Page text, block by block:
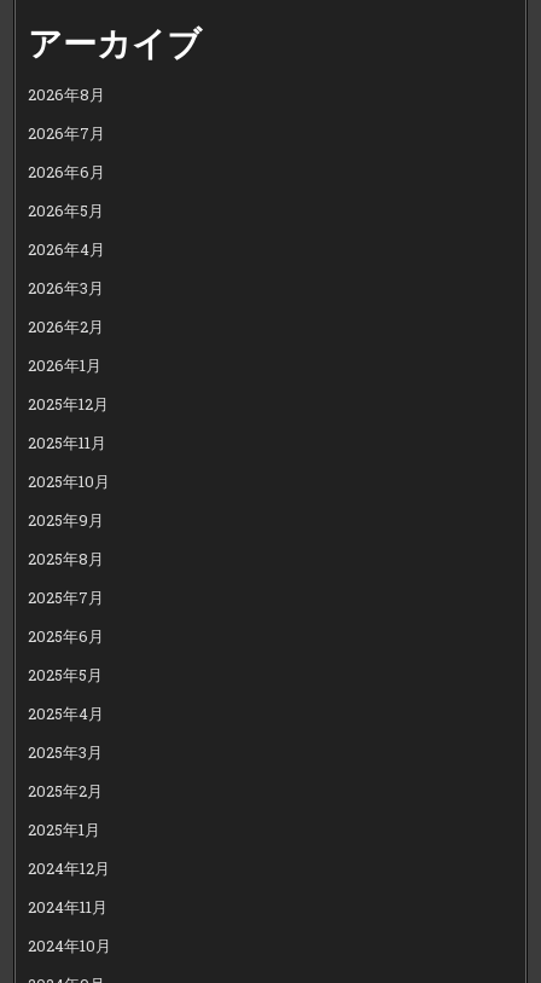
アーカイブ
2026年8月
2026年7月
2026年6月
2026年5月
2026年4月
2026年3月
2026年2月
2026年1月
2025年12月
2025年11月
2025年10月
2025年9月
2025年8月
2025年7月
2025年6月
2025年5月
2025年4月
2025年3月
2025年2月
2025年1月
2024年12月
2024年11月
2024年10月